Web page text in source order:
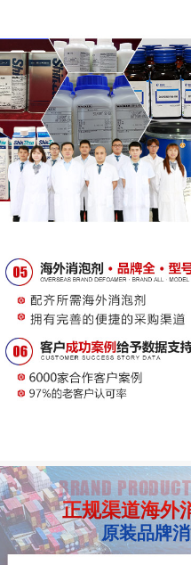
BRAND
正规渠道海外
原装品牌